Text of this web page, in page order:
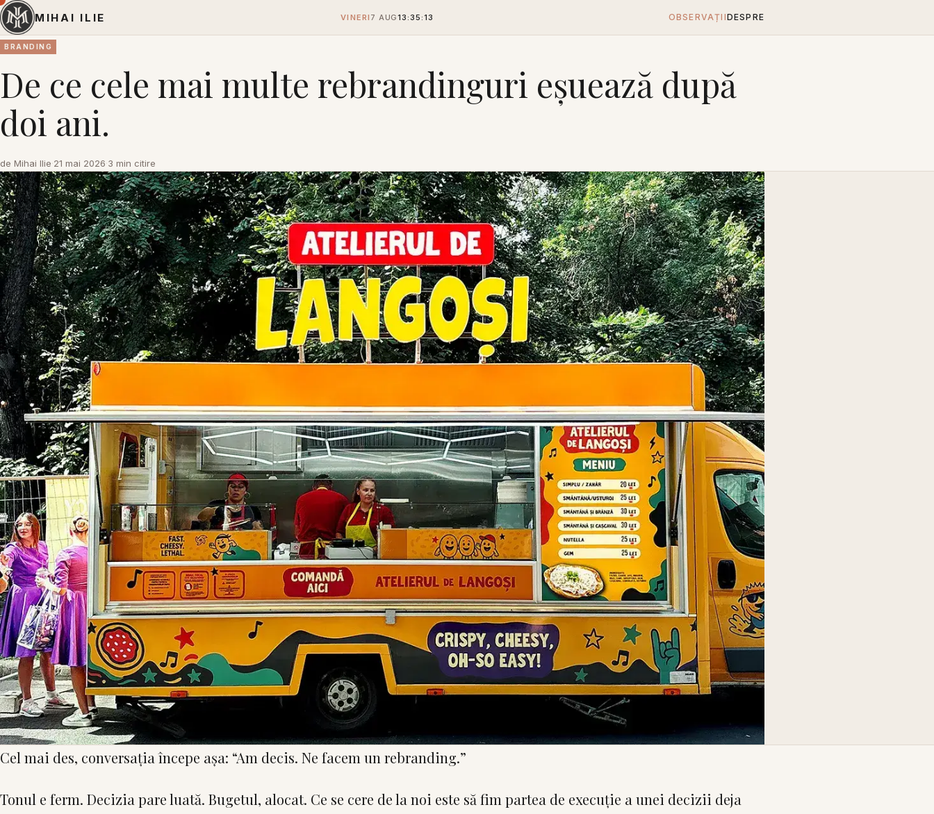
MIHAI ILIE VINERI 7 AUG13:35:14 OBSERVAȚIIDESPRE
BRANDING
De ce cele mai multe rebrandinguri eșuează după
doi ani.
de Mihai Ilie·21 mai 2026·3 min citire
Cel mai des, conversația începe așa: “Am decis. Ne facem un rebranding.”
Tonul e ferm. Decizia pare luată. Bugetul, alocat. Ce se cere de la noi este să fim partea de execuție a unei decizii deja